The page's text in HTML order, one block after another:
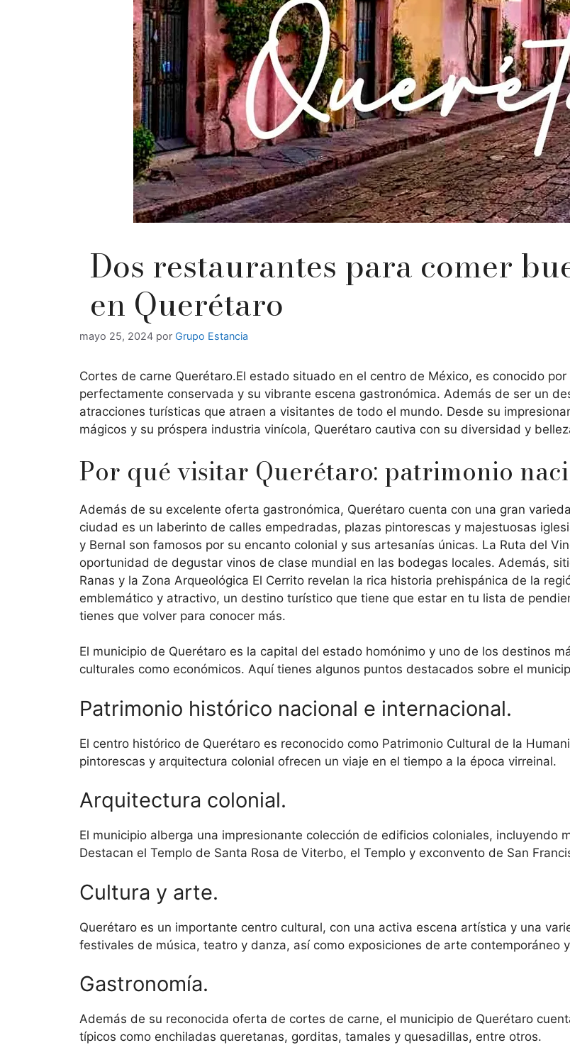
Dos restaurantes para comer
en Querétaro
mayo 25, 2024 por Grupo Estancia
Cortes de carne Querétaro.El estado situado en el centro de México, es conocido
perfectamente conservada y su vibrante escena gastronómica. Además de ser un
atracciones turísticas que atraen a visitantes de todo el mundo. Desde su
mágicos y su próspera industria vinícola, Querétaro cautiva con su diversidad y
Por qué visitar Querétaro: patrimonio
Además de su excelente oferta gastronómica, Querétaro cuenta con una gran
ciudad es un laberinto de calles empedradas, plazas pintorescas y majestuosas
y Bernal son famosos por su encanto colonial y sus artesanías únicas. La Ruta del
oportunidad de degustar vinos de clase mundial en las bodegas locales. Además,
Ranas y la Zona Arqueológica El Cerrito revelan la rica historia prehispánica de la
emblemático y atractivo, un destino turístico que tiene que estar en tu lista de
tienes que volver para conocer más.
El municipio de Querétaro es la capital del estado homónimo y uno de los destinos
culturales como económicos. Aquí tienes algunos puntos destacados sobre el
Patrimonio histórico nacional e internacional.
El centro histórico de Querétaro es reconocido como Patrimonio Cultural de la
pintorescas y arquitectura colonial ofrecen un viaje en el tiempo a la época virreinal.
Arquitectura colonial.
El municipio alberga una impresionante colección de edificios coloniales, incluyendo
Destacan el Templo de Santa Rosa de Viterbo, el Templo y exconvento de San
Cultura y arte.
Querétaro es un importante centro cultural, con una activa escena artística y una
festivales de música, teatro y danza, así como exposiciones de arte contemporáneo
Gastronomía.
Además de su reconocida oferta de cortes de carne, el municipio de Querétaro
típicos como enchiladas queretanas, gorditas, tamales y quesadillas, entre otros.